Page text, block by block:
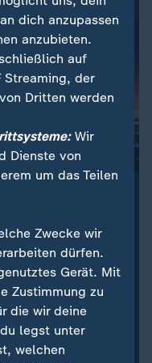
Nacht, Updates
Nachrichten zur
Jetzt
Sie unsere
dich anzupassen
anzubieten.
auf
Streaming, der
Dritten werden
Wir
Dienste von
um das Teilen
Zwecke wir
dürfen.
Gerät. Mit
Zustimmung zu
die wir deine
legst unter
welchen